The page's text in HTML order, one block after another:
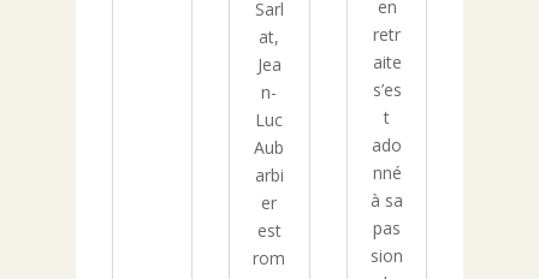
Sarl
at,
Jea
n-
Luc
Aub
arbi
er
est
rom
en
retr
aite
s’es
t
ado
nné
à sa
pas
sion